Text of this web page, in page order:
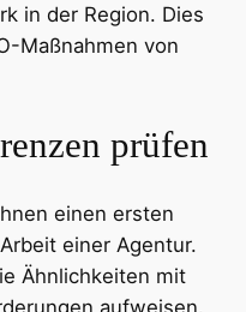
in der Region. Dies
Maßnahmen von
prüfen
einen ersten
einer Agentur.
Ähnlichkeiten mit